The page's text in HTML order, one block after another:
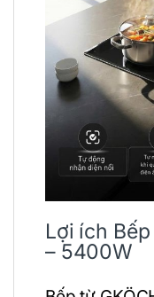
Lợi ích
– 5400W